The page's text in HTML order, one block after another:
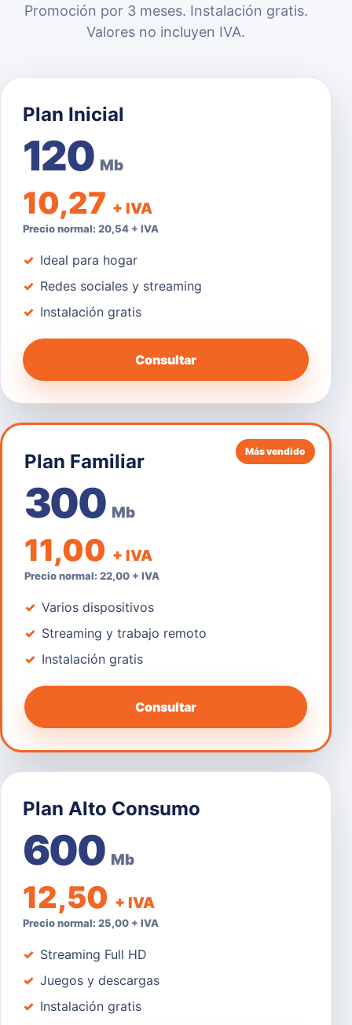
Promoción por 3 meses. Instalación gratis.
Valores no incluyen IVA.
Plan Inicial
120 Mb
10,27 + IVA
Precio normal: 20,54 + IVA
Ideal para hogar
Redes sociales y streaming
Instalación gratis
Consultar
Más vendido
Plan Familiar
300 Mb
11,00 + IVA
Precio normal: 22,00 + IVA
Varios dispositivos
Streaming y trabajo remoto
Instalación gratis
Consultar
Plan Alto Consumo
600 Mb
12,50 + IVA
Precio normal: 25,00 + IVA
Streaming Full HD
Juegos y descargas
Instalación gratis